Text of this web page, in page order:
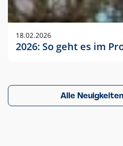
18.02.2026
2026: So geht es im
Alle